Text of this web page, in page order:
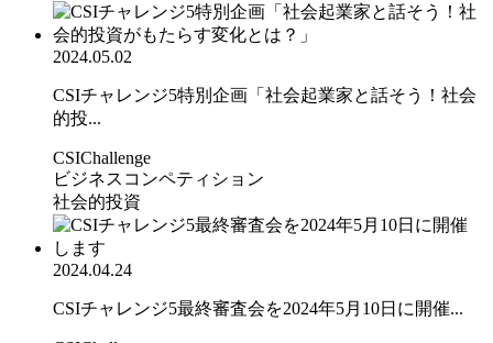
2024.05.02
CSIチャレンジ5特別企画「社会起業家と話そう！社会
的投...
CSIChallenge
ビジネスコンペティション
社会的投資
2024.04.24
CSIチャレンジ5最終審査会を2024年5月10日に開催...